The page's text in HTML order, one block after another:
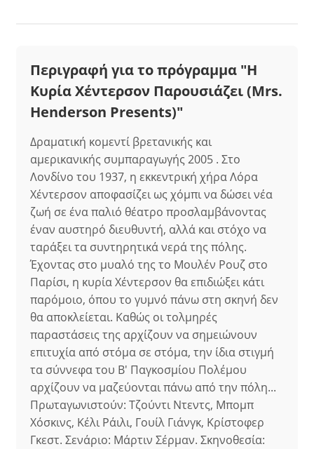
Περιγραφή για το πρόγραμμα "Η
Κυρία Χέντερσον Παρουσιάζει (Mrs.
Henderson Presents)"
Δραματική κομεντί βρετανικής και
αμερικανικής συμπαραγωγής 2005 . Στο
Λονδίνο του 1937, η εκκεντρική χήρα Λόρα
Χέντερσον αποφασίζει ως χόμπι να δώσει νέα
ζωή σε ένα παλιό θέατρο προσλαμβάνοντας
έναν αυστηρό διευθυντή, αλλά και στόχο να
ταράξει τα συντηρητικά νερά της πόλης.
Έχοντας στο μυαλό της το Μουλέν Ρουζ στο
Παρίσι, η κυρία Χέντερσον θα επιδιώξει κάτι
παρόμοιο, όπου το γυμνό πάνω στη σκηνή δεν
θα αποκλείεται. Καθώς οι τολμηρές
παραστάσεις της αρχίζουν να σημειώνουν
επιτυχία από στόμα σε στόμα, την ίδια στιγμή
τα σύννεφα του Β' Παγκοσμίου Πολέμου
αρχίζουν να μαζεύονται πάνω από την πόλη...
Πρωταγωνιστούν: Τζούντι Ντεντς, Μπομπ
Χόσκινς, Κέλι Ράιλι, Γουίλ Γιάνγκ, Κρίστοφερ
Γκεστ. Σενάριο: Μάρτιν Σέρμαν. Σκηνοθεσία: